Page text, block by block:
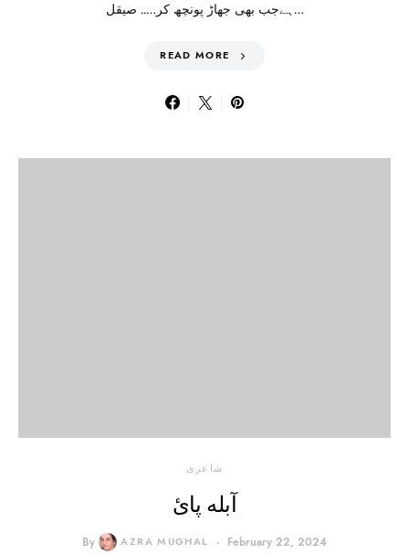
ہےجب بھی جھاڑ پونچھ کر….. صیقل…
READ MORE
شاعری
آبله پائ
By AZRA MUGHAL February 22, 2024